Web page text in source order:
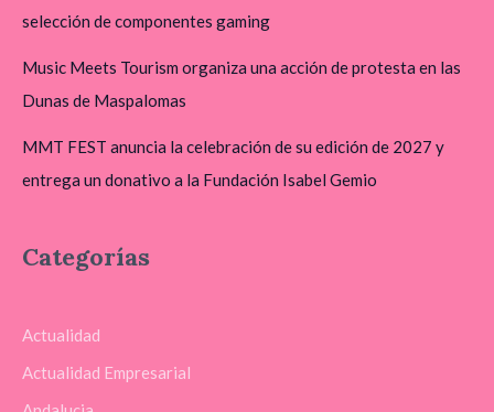
selección de componentes gaming
Music Meets Tourism organiza una acción de protesta en las
Dunas de Maspalomas
MMT FEST anuncia la celebración de su edición de 2027 y
entrega un donativo a la Fundación Isabel Gemio
Categorías
Actualidad
Actualidad Empresarial